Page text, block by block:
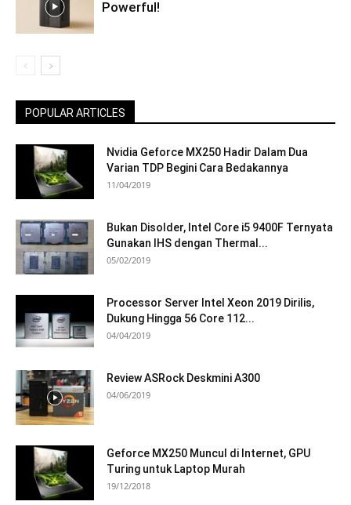
Powerful!
POPULAR ARTICLES
Nvidia Geforce MX250 Hadir Dalam Dua
Varian TDP Begini Cara Bedakannya
11/04/2019
Bukan Disolder, Intel Core i5 9400F Ternyata
Gunakan IHS dengan Thermal...
05/02/2019
Processor Server Intel Xeon 2019 Dirilis,
Dukung Hingga 56 Core 112...
04/04/2019
Review ASRock Deskmini A300
04/06/2019
Geforce MX250 Muncul di Internet, GPU
Turing untuk Laptop Murah
19/12/2018